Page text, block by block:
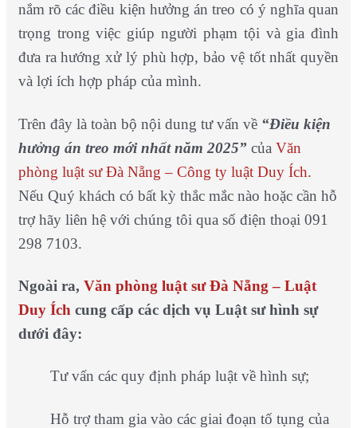
nắm rõ các điều kiện hưởng án treo có ý nghĩa quan
trọng trong việc giúp người phạm tội và gia đình
đưa ra hướng xử lý phù hợp, bảo vệ tốt nhất quyền
và lợi ích hợp pháp của mình.
Trên đây là toàn bộ nội dung tư vấn về “Điều kiện
hưởng án treo mới nhất năm 2025” của Văn
phòng luật sư Đà Nẵng – Công ty luật Duy Ích.
Nếu Quý khách có bất kỳ thắc mắc nào hoặc cần hỗ
trợ hãy liên hệ với chúng tôi qua số điện thoại 091
298 7103.
Ngoài ra, Văn phòng luật sư Đà Nẵng – Luật
Duy Ích cung cấp các dịch vụ Luật sư hình sự
dưới đây:
Tư vấn các quy định pháp luật về hình sự;
Hỗ trợ tham gia vào các giai đoạn tố tụng của